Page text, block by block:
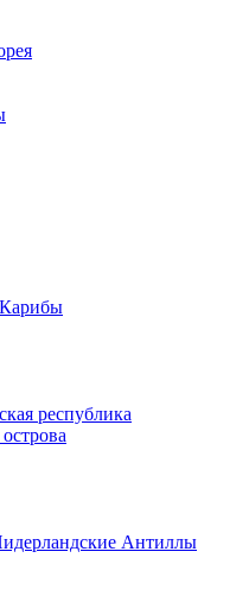
республика
Антиллы